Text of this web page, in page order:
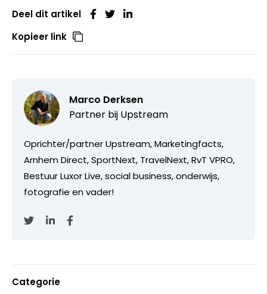
Deel dit artikel
Kopieer link
Marco Derksen
Partner bij Upstream
Oprichter/partner Upstream, Marketingfacts,
Arnhem Direct, SportNext, TravelNext, RvT VPRO,
Bestuur Luxor Live, social business, onderwijs,
fotografie en vader!
Categorie